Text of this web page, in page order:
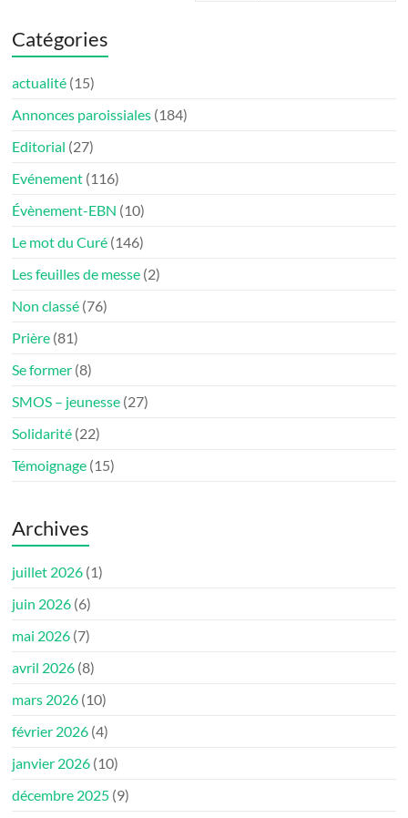
Catégories
actualité (15)
Annonces paroissiales (184)
Editorial (27)
Evénement (116)
Évènement-EBN (10)
Le mot du Curé (146)
Les feuilles de messe (2)
Non classé (76)
Prière (81)
Se former (8)
SMOS – jeunesse (27)
Solidarité (22)
Témoignage (15)
Archives
juillet 2026 (1)
juin 2026 (6)
mai 2026 (7)
avril 2026 (8)
mars 2026 (10)
février 2026 (4)
janvier 2026 (10)
décembre 2025 (9)